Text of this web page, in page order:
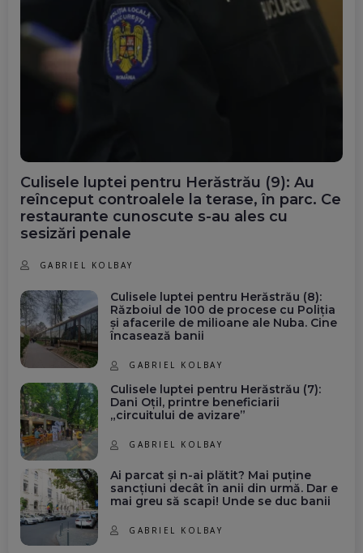
Culisele luptei pentru Herăstrău (9): Au
reînceput controalele la terase, în parc. Ce
restaurante cunoscute s-au ales cu
sesizări penale
GABRIEL KOLBAY
Culisele luptei pentru Herăstrău (8):
Războiul de 100 de procese cu Poliția
și afacerile de milioane ale Nuba. Cine
încasează banii
GABRIEL KOLBAY
Culisele luptei pentru Herăstrău (7):
Dani Oțil, printre beneficiarii
„circuitului de avizare”
GABRIEL KOLBAY
Ai parcat și n-ai plătit? Mai puține
sancțiuni decât în anii din urmă. Dar e
mai greu să scapi! Unde se duc banii
GABRIEL KOLBAY